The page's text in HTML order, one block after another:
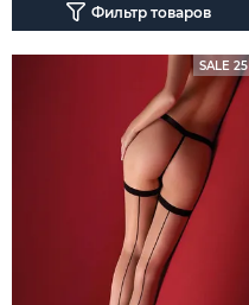
Фильтр товаров
SALE 25